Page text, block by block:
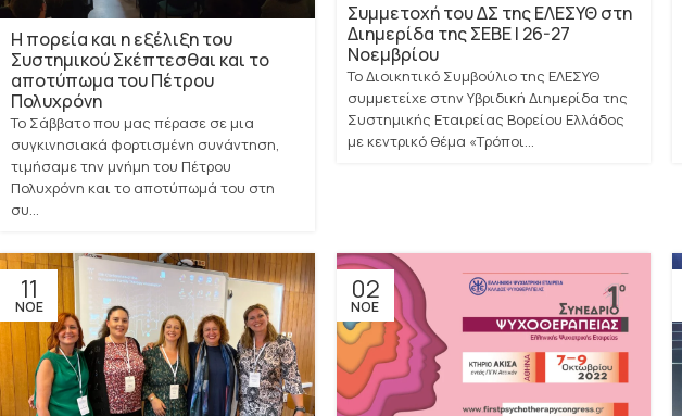
Η πορεία και η εξέλιξη του
Συστημικού Σκέπτεσθαι και το
αποτύπωμα του Πέτρου
Πολυχρόνη
Το Σάββατο που μας πέρασε σε μια
συγκινησιακά φορτισμένη συνάντηση,
τιμήσαμε την μνήμη του Πέτρου
Πολυχρόνη και το αποτύπωμά του στη
συ...
Συμμετοχή του ΔΣ της ΕΛΕΣΥΘ στη
Διημερίδα της ΣΕΒΕ | 26-27
Νοεμβρίου
Το Διοικητικό Συμβούλιο της ΕΛΕΣΥΘ
συμμετείχε στην Υβριδική Διημερίδα της
Συστημικής Εταιρείας Βορείου Ελλάδος
με κεντρικό θέμα «Τρόποι...
11
ΝΟΈ
02
ΝΟΈ